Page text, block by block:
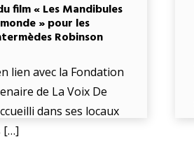
film « Les Mandibules
» pour les
Robinson
lien avec la Fondation
de La Voix De
dans ses locaux
[…]